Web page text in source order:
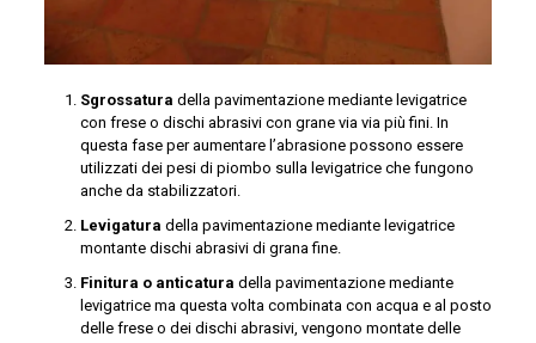
Sgrossatura della pavimentazione mediante levigatrice
con frese o dischi abrasivi con grane via via più fini. In
questa fase per aumentare l’abrasione possono essere
utilizzati dei pesi di piombo sulla levigatrice che fungono
anche da stabilizzatori.
Levigatura della pavimentazione mediante levigatrice
montante dischi abrasivi di grana fine.
Finitura o anticatura della pavimentazione mediante
levigatrice ma questa volta combinata con acqua e al posto
delle frese o dei dischi abrasivi, vengono montate delle